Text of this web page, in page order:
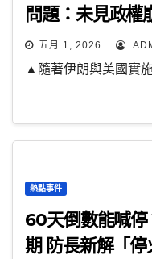
問題：未見政權
五月 1, 2026
▲隨著伊朗與美國實
熱點事件
60天倒數能喊停
期 防長新解「停